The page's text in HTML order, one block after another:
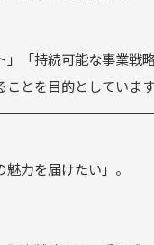
「持続可能な事業戦
とを目的としています
力を届けたい」。